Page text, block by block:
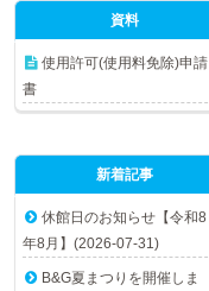
資料
使用許可(使用料免除)申請
書
新着記事
休館日のお知らせ【令和8
年8月】(2026-07-31)
B&G夏まつりを開催しま